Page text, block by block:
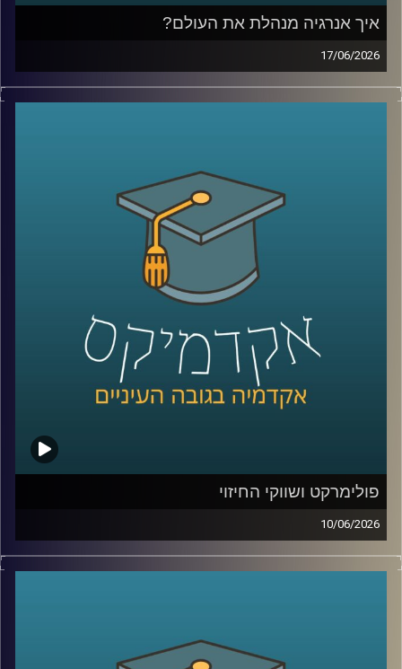
איך אנרגיה מנהלת את העולם?
17/06/2026
בשנים האחרונות אנחנו שומעים בלי סוף על משברי אנרגיה,
מחירי נפט, גז טבעי, מצרי הורמוז ומאבקי כוח בין מדינות, אבל
ביטחון לאומי והשפעה עולמית.
בפרק של היום נדבר על איך אנרגיה מעצבת את העולם
שאנחנו חיים בו, איך גילוי הגז שינה את המעמד של ישראל
במזרח התיכון, למה מצרים הפכה לשחקנית מרכזית בתחום,
ואיך שיתופי פעולה אנרגטיים יכולים להשפיע גם על יחסים
איתנו היום ד״ר עמית מור, מנכ"ל משותף באקו-אנרג'י יעוץ
כלכלי אסטרטגי ומרצה באוניברסיטת רייכמן. מומחה בינ"ל
לכלכלת אנרגיה וסביבה, חשמל גז טבעי ונפט, בעל ניסיון עשיר
בייעוץ לממשלות, חברות בינלאומיות ומוסדות פיננסיים, יועץ
לבנק העולמי בפרויקטים גלובליים בתחומי אנרגיה ותשתיות.
פולימרקט ושווקי החיזוי
10/06/2026
האם ישו יחזור בשנת 2026?
האם תהיה תקיפה באיראן לפני סוף החודש?
והאם האנושות תגלה חיים מחוץ לכדור הארץ?